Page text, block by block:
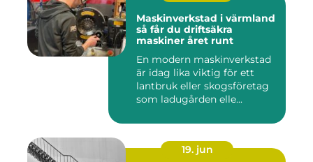
Maskinverkstad i värmland
så får du driftsäkra
maskiner året runt
En modern maskinverkstad
är idag lika viktig för ett
lantbruk eller skogsföretag
som ladugården elle...
19. jun